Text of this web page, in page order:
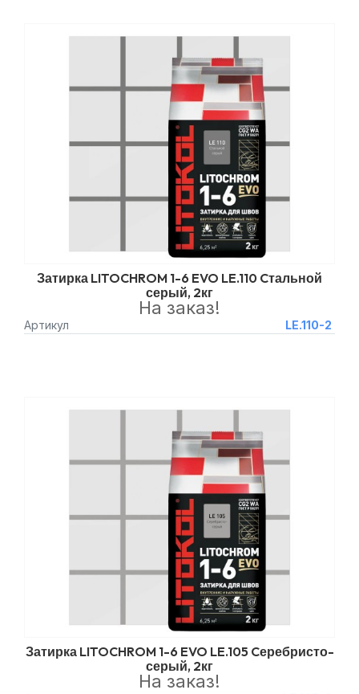
Затирка LITOCHROM 1-6 EVO LE.110 Cтальной
серый, 2кг
Артикул LE.110-2
На заказ!
Затирка LITOCHROM 1-6 EVO LE.105 Cеребристо-
серый, 2кг
На заказ!